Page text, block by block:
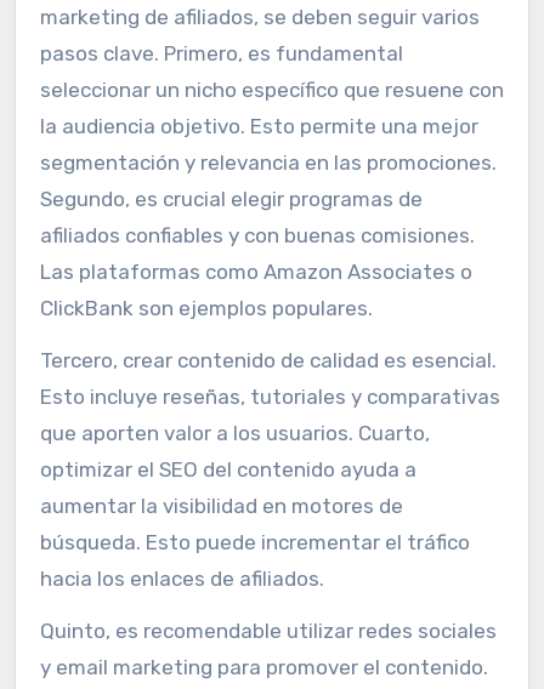
marketing de afiliados, se deben seguir varios
pasos clave. Primero, es fundamental
seleccionar un nicho específico que resuene con
la audiencia objetivo. Esto permite una mejor
segmentación y relevancia en las promociones.
Segundo, es crucial elegir programas de
afiliados confiables y con buenas comisiones.
Las plataformas como Amazon Associates o
ClickBank son ejemplos populares.
Tercero, crear contenido de calidad es esencial.
Esto incluye reseñas, tutoriales y comparativas
que aporten valor a los usuarios. Cuarto,
optimizar el SEO del contenido ayuda a
aumentar la visibilidad en motores de
búsqueda. Esto puede incrementar el tráfico
hacia los enlaces de afiliados.
Quinto, es recomendable utilizar redes sociales
y email marketing para promover el contenido.